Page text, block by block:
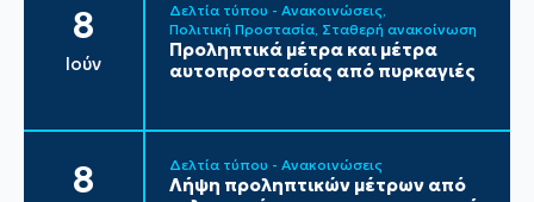
8
Ιούν
Δελτία τύπου - Ανακοινώσεις
Πολιτική Προστασία Σταθερή ανακοίνωση
Προληπτικά μέτρα και μέτρα
αυτοπροστασίας από πυρκαγιές
8 Δελτία τύπου - Ανακοινώσεις
Λήψη προληπτικών μέτρων από